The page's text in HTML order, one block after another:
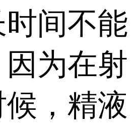
间不能
为在射
，精液